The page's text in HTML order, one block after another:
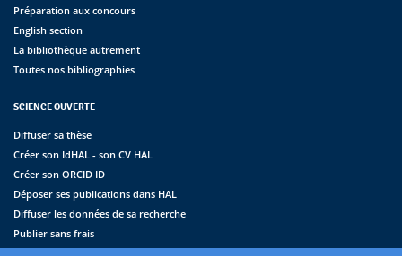
Préparation aux concours
English section
La bibliothèque autrement
Toutes nos bibliographies
SCIENCE OUVERTE
Diffuser sa thèse
Créer son IdHAL - son CV HAL
Créer son ORCID ID
Déposer ses publications dans HAL
Diffuser les données de sa recherche
Publier sans frais